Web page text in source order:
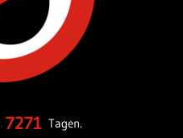
7271 Tagen.